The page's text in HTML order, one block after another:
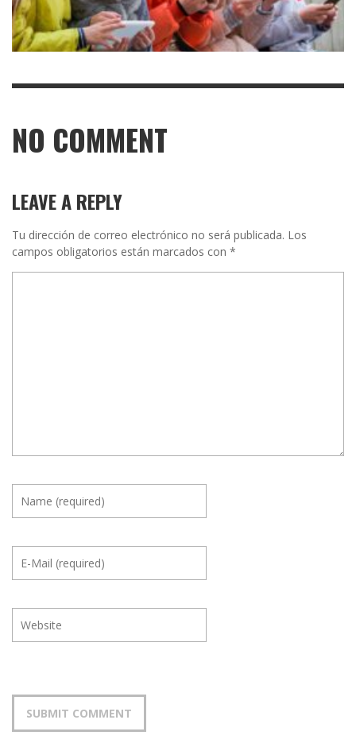
NO COMMENT
LEAVE A REPLY
Tu dirección de correo electrónico no será publicada. Los
campos obligatorios están marcados con *